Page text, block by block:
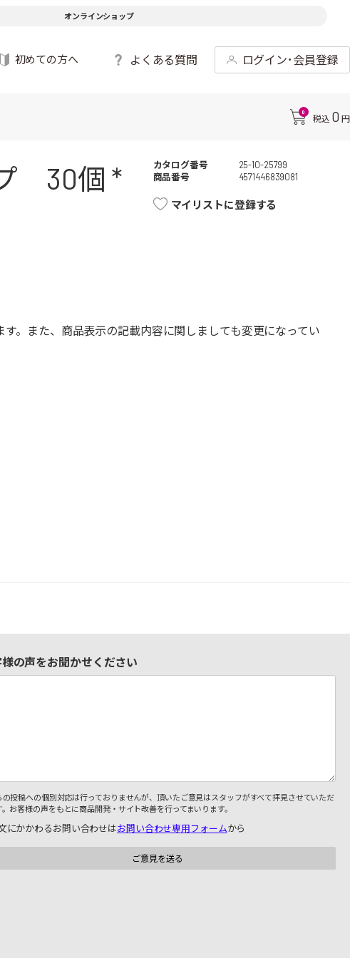
オンラインショップ
初めての方へ よくある質問 ログイン･会員登録
0
税込 0 円
30個 * カタログ番号
25-10-25799
商品番号
4571446839081
マイリストに登録する
。また、商品表示の記載内容に関しましても変更になってい
の声をお聞かせください
の投稿への個別対応は行っておりませんが、頂いたご意見はスタッフがすべて拝見させていただ
。お客様の声をもとに商品開発・サイト改善を行ってまいります。
にかかわるお問い合わせはお問い合わせ専用フォームから